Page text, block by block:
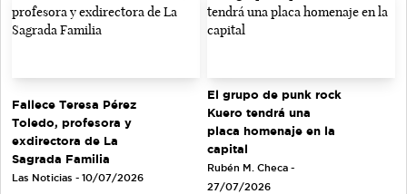
Fallece Teresa Pérez
Toledo, profesora y
exdirectora de La
Sagrada Familia
Las Noticias - 10/07/2026
El grupo de punk rock
Kuero tendrá una
placa homenaje en la
capital
Rubén M. Checa -
27/07/2026